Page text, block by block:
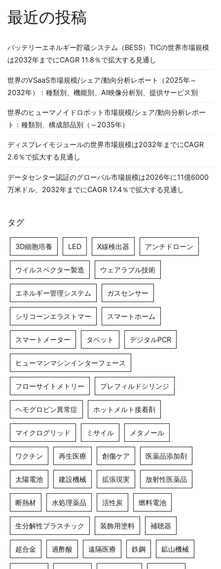
ン
最近の投稿
バッテリーエネルギー貯蔵システム（BESS）TICの世界市場規模
は2032年までにCAGR 11.8％で拡大する見通し
世界のVSaaS市場規模/シェア/動向分析レポート（2025年～
2032年）：種類別、機能別、AI映像分析別、提供サービス別
世界のヒューマノイドロボット市場規模/シェア/動向分析レポー
ト：種類別、構成部品別（～2035年）
ディスプレイモジュールの世界市場規模は2032年までにCAGR
2.6％で拡大する見通し
データセンター認証のグローバル市場規模は2026年に11億6000
万米ドル、2032年までにCAGR 17.4％で拡大する見通し
タグ
3D細胞培養 LED X線検出器 アンチドローン
ウイルスベクター製造 ウェアラブル技術
エネルギー管理システム ガスセンサー
シリコーンエラストマー スマートホーム
スマートメーター タペット デジタルPCR
ヒューマンマシンインターフェース
フローサイトメトリー プレフィルドシリンジ
ヘモグロビン異常症 ホットメルト接着剤
マイクログリッド ミサイル メタノール
ワクチン 再生医療 創傷ケア 医薬品添加剤
太陽電池 建設機械 拡張現実 放射性医薬品
断熱材 水処理薬品 活性炭 燃料電池
生分解性プラスチック 装飾用塗料 補聴器
超合金 過酢酸 遠隔医療 鉄鋼 鉱山機械